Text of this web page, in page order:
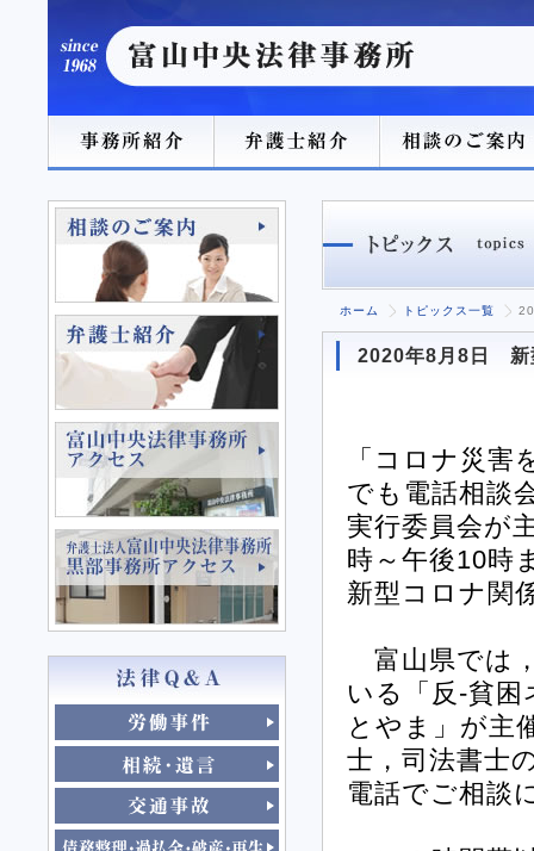
ホーム トピックス一覧
2020年8月8日 新
「コロナ災
でも電話相談
実行委員会が
時～午後10時
新型コロナ関
富山県では
いる「反-貧
とやま」が主
士，司法書士
電話でご相談